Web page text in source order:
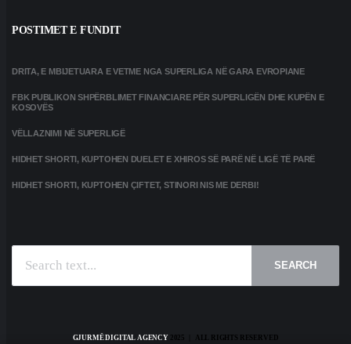
POSTIMET E FUNDIT
DRITA, E MBIJETUARA E VETME NGA SUPERLIGA NË GARA EVROPIANE
FBK PUBLIKON SHPËRBLIMET FINANCIARE PËR SUPERLIGËN DHE KUPËN E
KOSOVËS
VËLLAZNIMI NË SUPERLIGË
HIDHET SHORTI, KUPTOHEN DUELET E XHIROS SË PARË NË LIGË TË PARË
HIDHET SHORTI, KUPTOHEN ÇIFTET, STINORI NIS ME DERBI!
SEARCH
GJURMË DIGITAL AGENCY2025 | ALL RIGHTS RESERVED